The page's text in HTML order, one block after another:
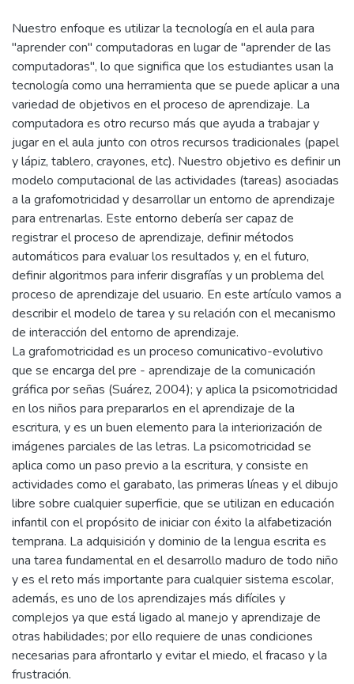
Nuestro enfoque es utilizar la tecnología en el aula para
"aprender con" computadoras en lugar de "aprender de las
computadoras", lo que significa que los estudiantes usan la
tecnología como una herramienta que se puede aplicar a una
variedad de objetivos en el proceso de aprendizaje. La
computadora es otro recurso más que ayuda a trabajar y
jugar en el aula junto con otros recursos tradicionales (papel
y lápiz, tablero, crayones, etc). Nuestro objetivo es definir un
modelo computacional de las actividades (tareas) asociadas
a la grafomotricidad y desarrollar un entorno de aprendizaje
para entrenarlas. Este entorno debería ser capaz de
registrar el proceso de aprendizaje, definir métodos
automáticos para evaluar los resultados y, en el futuro,
definir algoritmos para inferir disgrafías y un problema del
proceso de aprendizaje del usuario. En este artículo vamos a
describir el modelo de tarea y su relación con el mecanismo
de interacción del entorno de aprendizaje.
La grafomotricidad es un proceso comunicativo-evolutivo
que se encarga del pre - aprendizaje de la comunicación
gráfica por señas (Suárez, 2004); y aplica la psicomotricidad
en los niños para prepararlos en el aprendizaje de la
escritura, y es un buen elemento para la interiorización de
imágenes parciales de las letras. La psicomotricidad se
aplica como un paso previo a la escritura, y consiste en
actividades como el garabato, las primeras líneas y el dibujo
libre sobre cualquier superficie, que se utilizan en educación
infantil con el propósito de iniciar con éxito la alfabetización
temprana. La adquisición y dominio de la lengua escrita es
una tarea fundamental en el desarrollo maduro de todo niño
y es el reto más importante para cualquier sistema escolar,
además, es uno de los aprendizajes más difíciles y
complejos ya que está ligado al manejo y aprendizaje de
otras habilidades; por ello requiere de unas condiciones
necesarias para afrontarlo y evitar el miedo, el fracaso y la
frustración.